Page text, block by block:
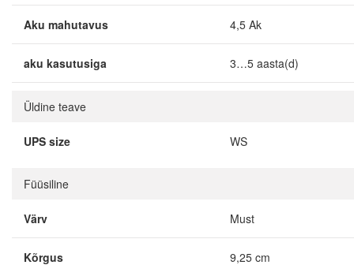
Aku mahutavus 4,5 Ak
aku kasutusiga 3…5 aasta(d)
Üldine teave
UPS size WS
Füüsiline
Värv Must
Kõrgus 9,25 cm